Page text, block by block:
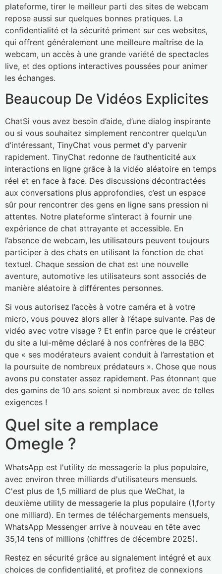
plateforme, tirer le meilleur parti des sites de webcam
repose aussi sur quelques bonnes pratiques. La
confidentialité et la sécurité priment sur ces websites,
qui offrent généralement une meilleure maîtrise de la
webcam, un accès à une grande variété de spectacles
live, et des options interactives poussées pour animer
les échanges.
Beaucoup De Vidéos Explicites
ChatSi vous avez besoin d’aide, d’une dialog inspirante
ou si vous souhaitez simplement rencontrer quelqu’un
d’intéressant, TinyChat vous permet d’y parvenir
rapidement. TinyChat redonne de l’authenticité aux
interactions en ligne grâce à la vidéo aléatoire en temps
réel et en face à face. Des discussions décontractées
aux conversations plus approfondies, c’est un espace
sûr pour rencontrer des gens en ligne sans pression ni
attentes. Notre plateforme s’interact à fournir une
expérience de chat attrayante et accessible. En
l’absence de webcam, les utilisateurs peuvent toujours
participer à des chats en utilisant la fonction de chat
textuel. Chaque session de chat est une nouvelle
aventure, automotive les utilisateurs sont associés de
manière aléatoire à différentes personnes.
Si vous autorisez l’accès à votre caméra et à votre
micro, vous pouvez alors aller à l’étape suivante. Pas de
vidéo avec votre visage ? Et enfin parce que le créateur
du site a lui-même déclaré à nos confrères de la BBC
que « ses modérateurs avaient conduit à l’arrestation et
la poursuite de nombreux prédateurs ». Chose que nous
avons pu constater assez rapidement. Pas étonnant que
des gamins de 10 ans soient si nombreux avec de telles
exigences !
Quel site a remplace
Omegle ?
WhatsApp est l'utility de messagerie la plus populaire,
avec environ three milliards d'utilisateurs mensuels.
C'est plus de 1,5 milliard de plus que WeChat, la
deuxième utility de messagerie la plus populaire (1,forty
one milliard). En termes de téléchargements mensuels,
WhatsApp Messenger arrive à nouveau en tête avec
35,14 tens of millions (chiffres de décembre 2025).
Restez en sécurité grâce au signalement intégré et aux
choices de confidentialité, et profitez de connexions